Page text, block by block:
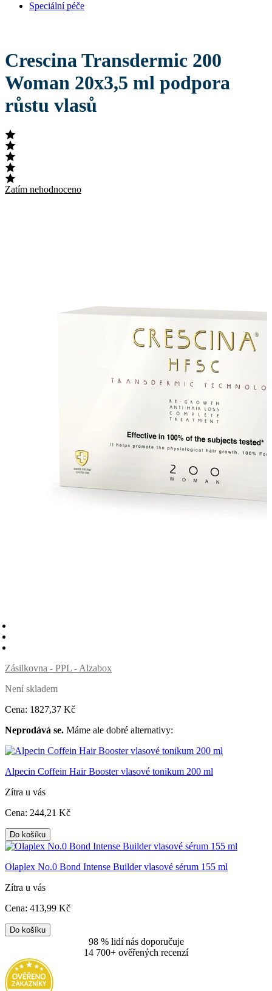
Speciální péče
Crescina Transdermic 200
Woman 20x3,5 ml podpora
růstu vlasů
Zatím nehodnoceno
Zásilkovna - PPL - Alzabox
Není skladem
Cena: 1827,37 Kč
Neprodává se. Máme ale dobré alternativy:
Alpecin Coffein Hair Booster vlasové tonikum 200 ml
Zítra u vás
Cena: 244,21 Kč
Do košíku
Olaplex No.0 Bond Intense Builder vlasové sérum 155 ml
Zítra u vás
Cena: 413,99 Kč
Do košíku
98 % lidí nás doporučuje
14 700+ ověřených recenzí